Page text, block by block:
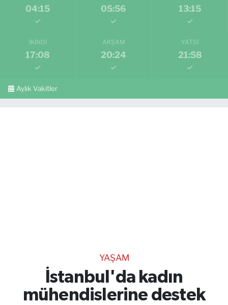
04:15 05:56 13:15
İKINDI
17:08
AKŞAM
20:24
YATSI
21:58
Aylık Vakitler
YAŞAM
İstanbul'da kadın
mühendislerine destek